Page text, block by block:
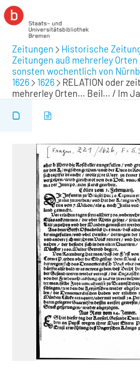
Zeitungen Historische
Zeitungen auß mehrerley
sonsten wochentlich von
1626
1626
RELATION oder
mehrerley Orten... Beil... / Im